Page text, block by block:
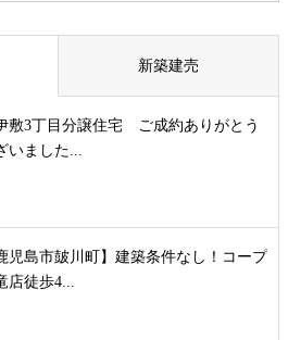
新築建売
敷3丁目分譲住宅 ご成約ありがとう
いました...
児島市皷川町】建築条件なし！コープ
店徒歩4...